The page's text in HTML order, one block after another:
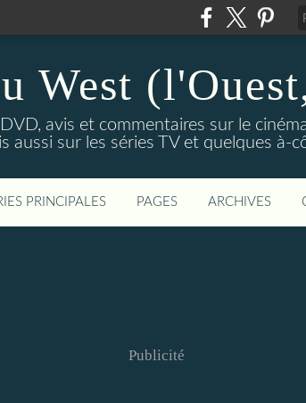
West
avis et commentaires sur le
aussi sur les séries TV et quelques à-
PRINCIPALES PAGES ARCHIVES
Publicité